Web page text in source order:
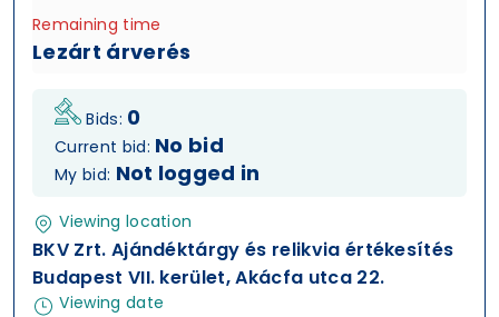
Remaining time
Lezárt árverés
Bids: 0
Current bid: No bid
My bid: Not logged in
Viewing location
BKV Zrt. Ajándéktárgy és relikvia értékesítés
Budapest VII. kerület, Akácfa utca 22.
Viewing date